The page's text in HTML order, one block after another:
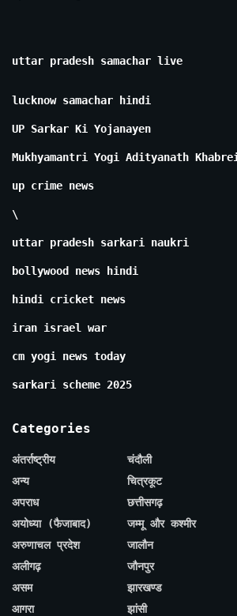
uttar pradesh samachar live
lucknow samachar hindi
UP Sarkar Ki Yojanayen
Mukhyamantri Yogi Adityanath
up crime news
\
uttar pradesh sarkari naukri
bollywood news hindi
hindi cricket news
iran israel war
cm yogi news today
sarkari scheme 2025
Categories
अंतर्राष्ट्रीय
अन्य
अपराध
अयोध्या (फैजाबाद)
अरुणाचल प्रदेश
अलीगढ़
असम
आगरा
चंदौली
चित्रकूट
छत्तीसगढ़
जम्मू और कश्मीर
जालौन
जौनपुर
झारखण्ड
झांसी